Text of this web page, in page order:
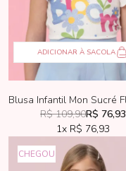
ADICIONAR À SACOLA
R$ 109,90R$ 76,93
1x R$ 76,93
CHEGOU